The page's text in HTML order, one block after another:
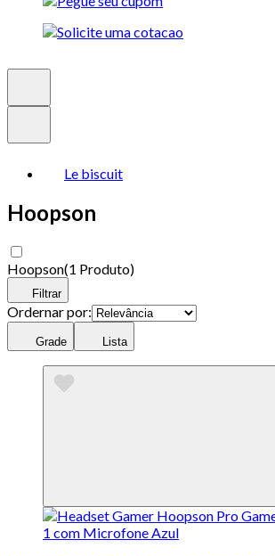
Le biscuit
Hoopson
Hoopson(1 Produto)
Filtrar
Ordernar por:
Grade Lista